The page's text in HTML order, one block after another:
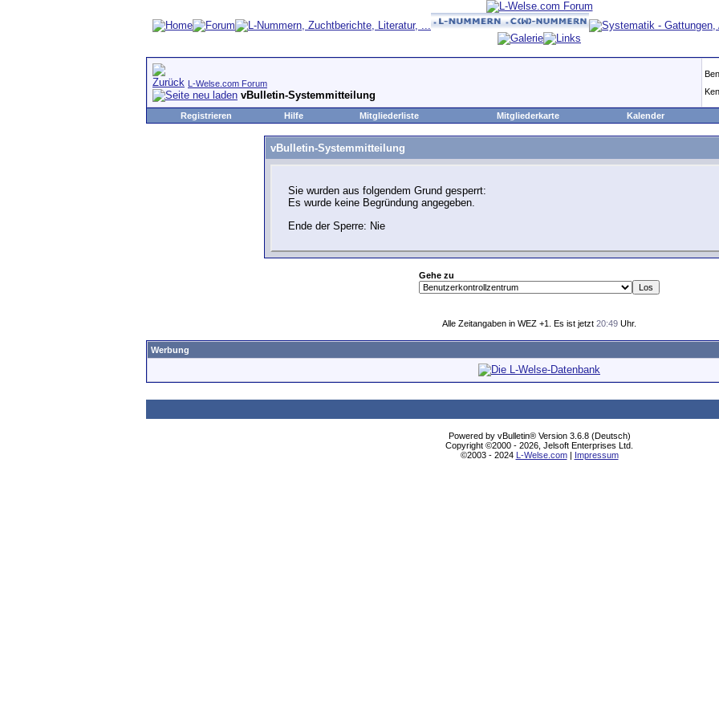
L-Welse.com Forum
vBulletin-Systemmitteilung
Registrieren Hilfe Mitgliederliste Mitgliederkarte Kalender
vBulletin-Systemmitteilung
Sie wurden aus folgendem Grund gesperrt:
Es wurde keine Begründung angegeben.
Ende der Sperre: Nie
Gehe zu
Alle Zeitangaben in WEZ +1. Es ist jetzt 20:49 Uhr.
Werbung
Powered by vBulletin® Version 3.6.8 (Deutsch)
Copyright ©2000 - 2026, Jelsoft Enterprises Ltd.
©2003 - 2024 L-Welse.com| Impressum